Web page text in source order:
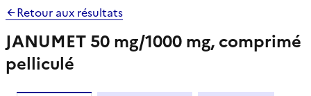
Retour aux résultats
JANUMET 50 mg/1000 mg, comprimé
pelliculé